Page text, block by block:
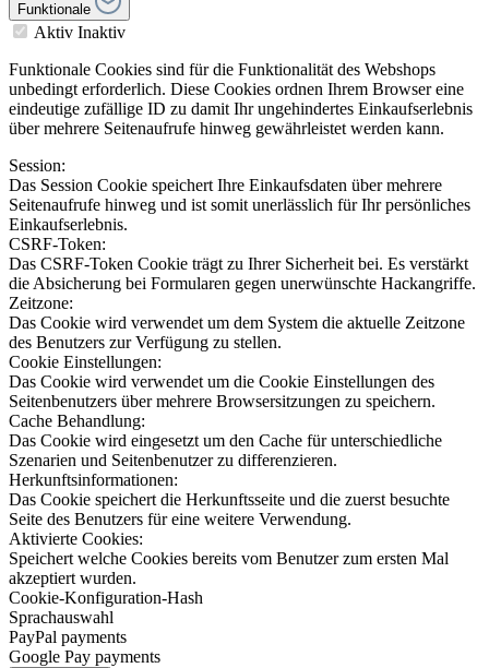
Funktionale
Aktiv Inaktiv
Funktionale Cookies sind für die Funktionalität des Webshops
unbedingt erforderlich. Diese Cookies ordnen Ihrem Browser eine
eindeutige zufällige ID zu damit Ihr ungehindertes Einkaufserlebnis
über mehrere Seitenaufrufe hinweg gewährleistet werden kann.
Session:
Das Session Cookie speichert Ihre Einkaufsdaten über mehrere
Seitenaufrufe hinweg und ist somit unerlässlich für Ihr persönliches
Einkaufserlebnis.
CSRF-Token:
Das CSRF-Token Cookie trägt zu Ihrer Sicherheit bei. Es verstärkt
die Absicherung bei Formularen gegen unerwünschte Hackangriffe.
Zeitzone:
Das Cookie wird verwendet um dem System die aktuelle Zeitzone
des Benutzers zur Verfügung zu stellen.
Cookie Einstellungen:
Das Cookie wird verwendet um die Cookie Einstellungen des
Seitenbenutzers über mehrere Browsersitzungen zu speichern.
Cache Behandlung:
Das Cookie wird eingesetzt um den Cache für unterschiedliche
Szenarien und Seitenbenutzer zu differenzieren.
Herkunftsinformationen:
Das Cookie speichert die Herkunftsseite und die zuerst besuchte
Seite des Benutzers für eine weitere Verwendung.
Aktivierte Cookies:
Speichert welche Cookies bereits vom Benutzer zum ersten Mal
akzeptiert wurden.
Cookie-Konfiguration-Hash
Sprachauswahl
PayPal payments
Google Pay payments